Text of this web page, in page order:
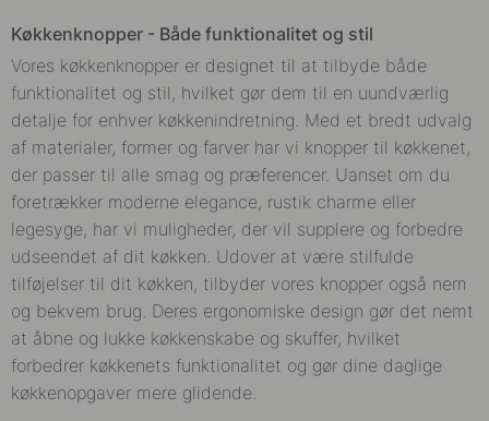
Køkkenknopper - Både funktionalitet og stil
Vores køkkenknopper er designet til at tilbyde både
funktionalitet og stil, hvilket gør dem til en uundværlig
detalje for enhver køkkenindretning. Med et bredt udvalg
af materialer, former og farver har vi knopper til køkkenet,
der passer til alle smag og præferencer. Uanset om du
foretrækker moderne elegance, rustik charme eller
legesyge, har vi muligheder, der vil supplere og forbedre
udseendet af dit køkken. Udover at være stilfulde
tilføjelser til dit køkken, tilbyder vores knopper også nem
og bekvem brug. Deres ergonomiske design gør det nemt
at åbne og lukke køkkenskabe og skuffer, hvilket
forbedrer køkkenets funktionalitet og gør dine daglige
køkkenopgaver mere glidende.